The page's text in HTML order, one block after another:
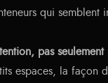
qui semblent
pas
espaces, la façon